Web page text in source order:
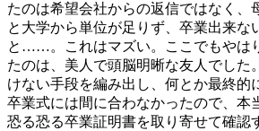
たのは希望会社からの返信ではなく、
と大学から単位が足りず、卒業出来な
と……。これはマズい。ここでもやは
たのは、美人で頭脳明晰な友人でした
けない手段を編み出し、何とか最終的
卒業式には間に合わなかったので、本
恐る恐る卒業証明書を取り寄せて確認